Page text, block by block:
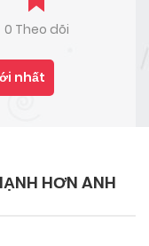
0 Theo dõi
nhất
HƠN ANH